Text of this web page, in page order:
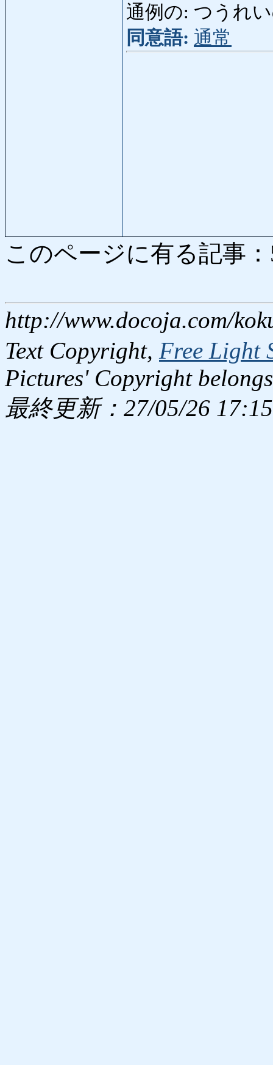
通例の: つうれい
同意語: 通常
このページに有る記事
http://www.docoja.com/
Text Copyright, Free Light
Pictures' Copyright
最終更新：27/05/26 17:15